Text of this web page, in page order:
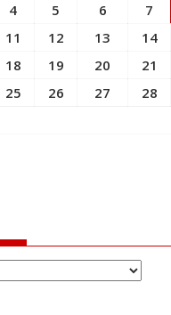
4 5 6 7
11 12 13 14
18 19 20 21
25 26 27 28